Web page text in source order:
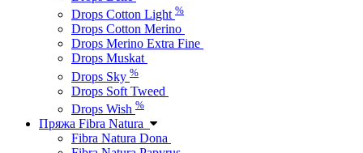
Drops Cotton Light %
Drops Cotton Merino
Drops Merino Extra Fine
Drops Muskat
Drops Sky %
Drops Soft Tweed
Drops Wish %
Пряжа Fibra Natura
Fibra Natura Dona